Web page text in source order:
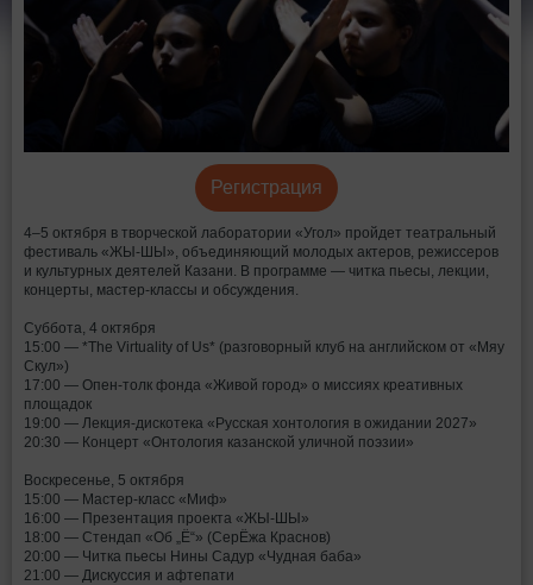
Регистрация
4–5 октября в творческой лаборатории «Угол» пройдет театральный
фестиваль «ЖЫ-ШЫ», объединяющий молодых актеров, режиссеров
и культурных деятелей Казани. В программе — читка пьесы, лекции,
концерты, мастер-классы и обсуждения.
Суббота, 4 октября
15:00 — *The Virtuality of Us* (разговорный клуб на английском от «Мяу
Скул»)
17:00 — Опен-толк фонда «Живой город» о миссиях креативных
площадок
19:00 — Лекция-дискотека «Русская хонтология в ожидании 2027»
20:30 — Концерт «Онтология казанской уличной поэзии»
Воскресенье, 5 октября
15:00 — Мастер-класс «Миф»
16:00 — Презентация проекта «ЖЫ-ШЫ»
18:00 — Стендап «Об „Ё“» (СерЁжа Краснов)
20:00 — Читка пьесы Нины Садур «Чудная баба»
21:00 — Дискуссия и афтепати